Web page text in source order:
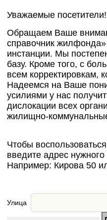
Уважаемые посетители!
Обращаем Ваше
справочник
инстанции. Мы
базу. Кроме того, с
всем корректировкам,
Надеемся на Ваше
усилиями у нас
дислокации всех
жилищно-
Чтобы
введите адрес
Например: Кирова 50
Улица